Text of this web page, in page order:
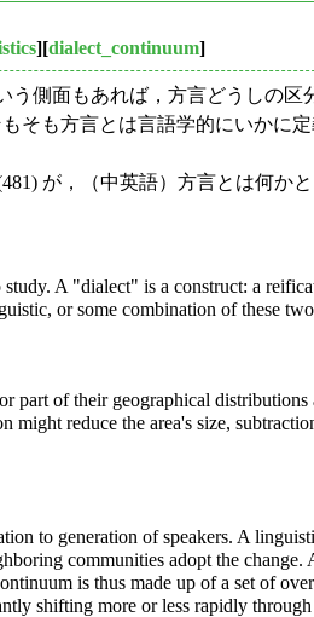
][dialect_continuum]
側面もあれば，方言どうしの区
そも方言とは言語学的にいかに
が，（中英語）方言とは何か
A "dialect" is a construct: a
or some combination of these
part of their geographical distributions
might reduce the area's size,
to generation of speakers. A
communities adopt the change.
is thus made up of a set of
shifting more or less rapidly